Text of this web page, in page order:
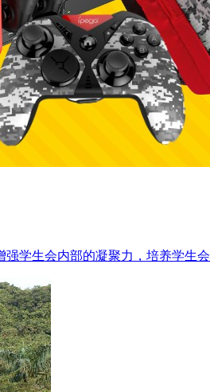
学生会内部的凝聚力，培养学生